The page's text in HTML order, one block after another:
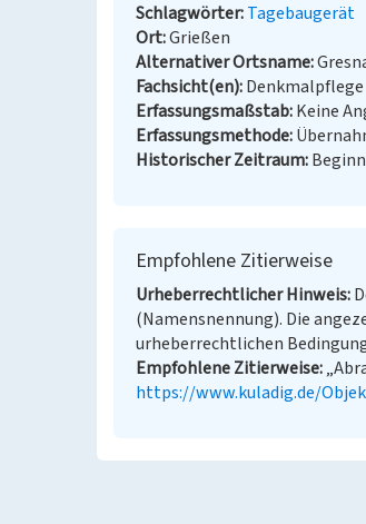
Schlagwörter Tagebaugerät
Ort Grießen
Alternativer Ortsname
Fachsicht(en) Denkmalpflege
Erfassungsmaßstab Keine
Erfassungsmethode
Historischer Zeitraum
Empfohlene Zitierweise
Urheberrechtlicher Hinweis
(Namensnennung). Die
urheberrechtlichen
Empfohlene Zitierweise
https://www.kuladig.de/